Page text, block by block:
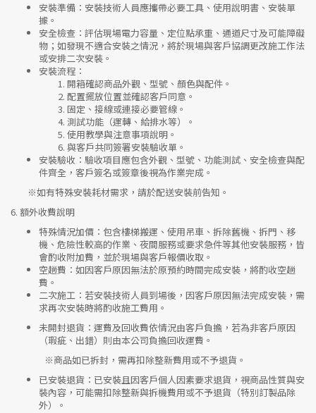
安裝準備 ：安裝技術人員應攜帶必要工具、使用說明書、安裝單
據。
安全檢查 ：評估現場電力容量、定位點承重、通道尺寸及可能障礙
物；如發現不適合安裝之情況，將於現場與客戶協調更改施工作法
或安排二次安裝。
安裝流程 ：
開箱確認商品外觀、型號、顏色與配件。
配置擺放位置並確認客戶同意。
固定、接線或連接必要管線。
測試功能（運轉、給排水等）。
使用教學與注意事項說明。
與客戶共同簽署安裝驗收單。
安裝驗收 ：驗收項目應包含外觀、型號、功能測試、安全檢查與配
件齊全，客戶簽名或簽章後視為作業完成。
※如有特殊安裝耗材需求，請於配送安裝前告知。
6. 額外收費說明
特殊情況加價 ：包含樓梯搬運、使用吊車、拆除舊機、拆門、移
機、危險性較高的作業、夜間服務或要求急件等其他安裝服務，皆
會酌收附加費，並於現場與客戶報價收取。
空趟費 ：如因客戶原因無法於原預約時間完成安裝，將酌收空趟
費。
二次施工 ：若安裝技術人員到場後，因客戶原因無法完成安裝，需
求再次安裝時將酌收施工費用。
未開封退貨 ：運費及回收費依情況由客戶負擔，若為非客戶原因
（瑕疵、出錯）則由本公司負擔回收運費。
※商品如已拆封，需再扣除整新費用或不予退貨。
已安裝退貨 ：已安裝且因客戶個人因素要求退貨，視商品性質與安
裝內容，可能需扣除整新與拆機費用或不予退貨（特別訂製品除
外）。